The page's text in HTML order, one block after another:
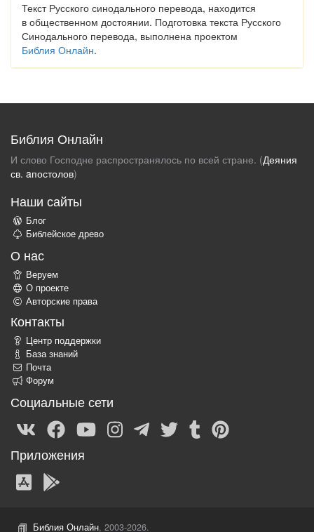
Текст Русского синодального перевода, находится
в общественном достоянии. Подготовка текста Русского
Синодального перевода, выполнена проектом
Библия Онлайн.
Библия Онлайн
И слово Господне распространялось по всей стране. (Деяния
св. aпостолов)
Наши сайты
Блог
Библейское древо
О нас
Веруем
О проекте
Авторские права
Контакты
Центр поддержки
База знаний
Почта
Форум
Социальные сети
Приложения
Библия Онлайн, 2003-2026.